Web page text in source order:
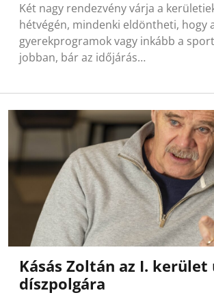
Két nagy rendezvény várja a
hétvégén, mindenki eldöntheti, hogy
gyerekprogramok vagy inkább a
jobban, bár az időjárás…
Kásás Zoltán az I. kerület
díszpolgára